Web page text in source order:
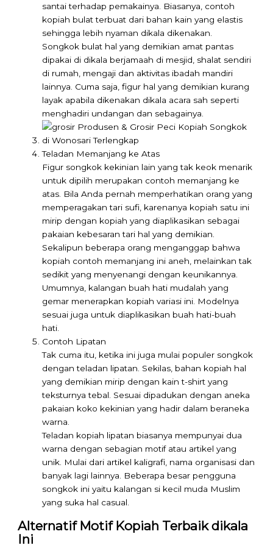
santai terhadap pemakainya. Biasanya, contoh
kopiah bulat terbuat dari bahan kain yang elastis
sehingga lebih nyaman dikala dikenakan.
Songkok bulat hal yang demikian amat pantas
dipakai di dikala berjamaah di mesjid, shalat sendiri
di rumah, mengaji dan aktivitas ibadah mandiri
lainnya. Cuma saja, figur hal yang demikian kurang
layak apabila dikenakan dikala acara sah seperti
menghadiri undangan dan sebagainya.
Teladan Memanjang ke Atas
Figur songkok kekinian lain yang tak keok menarik
untuk dipilih merupakan contoh memanjang ke
atas. Bila Anda pernah memperhatikan orang yang
memperagakan tari sufi, karenanya kopiah satu ini
mirip dengan kopiah yang diaplikasikan sebagai
pakaian kebesaran tari hal yang demikian.
Sekalipun beberapa orang menganggap bahwa
kopiah contoh memanjang ini aneh, melainkan tak
sedikit yang menyenangi dengan keunikannya.
Umumnya, kalangan buah hati mudalah yang
gemar menerapkan kopiah variasi ini. Modelnya
sesuai juga untuk diaplikasikan buah hati-buah
hati.
Contoh Lipatan
Tak cuma itu, ketika ini juga mulai populer songkok
dengan teladan lipatan. Sekilas, bahan kopiah hal
yang demikian mirip dengan kain t-shirt yang
teksturnya tebal. Sesuai dipadukan dengan aneka
pakaian koko kekinian yang hadir dalam beraneka
warna.
Teladan kopiah lipatan biasanya mempunyai dua
warna dengan sebagian motif atau artikel yang
unik. Mulai dari artikel kaligrafi, nama organisasi dan
banyak lagi lainnya. Beberapa besar pengguna
songkok ini yaitu kalangan si kecil muda Muslim
yang suka hal casual.
Alternatif Motif Kopiah Terbaik dikala
Ini